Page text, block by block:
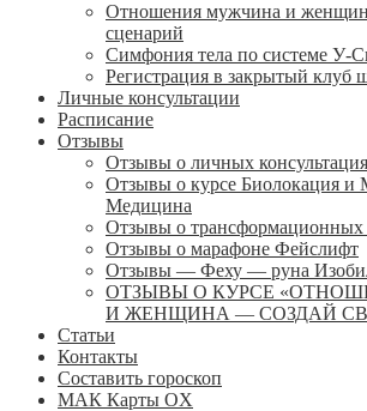
Отношения мужчина и
сценарий
Симфония тела по системе У-
Регистрация в закрытый клуб
Личные консультации
Расписание
Отзывы
Отзывы о личных
Отзывы о курсе Биолокация и
Медицина
Отзывы о трансформационных
Отзывы о марафоне Фейслифт
Отзывы — Феху — руна
ОТЗЫВЫ О КУРСЕ
И ЖЕНЩИНА — СОЗДАЙ
Статьи
Контакты
Составить гороскоп
МАК Карты OХ